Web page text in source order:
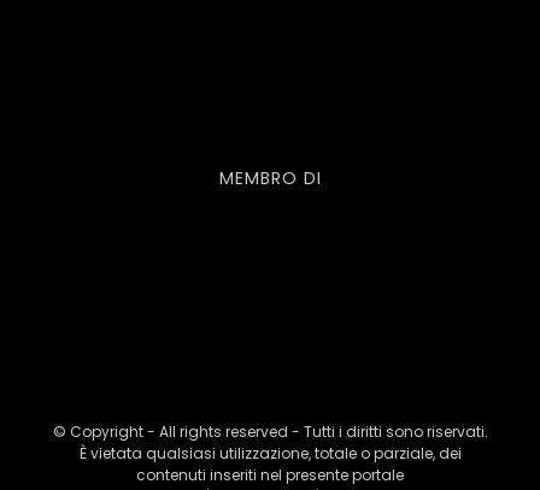
MEMBRO DI
© Copyright - All rights reserved - Tutti i diritti sono riservati.
È vietata qualsiasi utilizzazione, totale o parziale, dei
contenuti inseriti nel presente portale